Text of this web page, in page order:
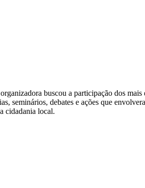
buscou a participação dos
seminários, debates e ações que
cidadania local.